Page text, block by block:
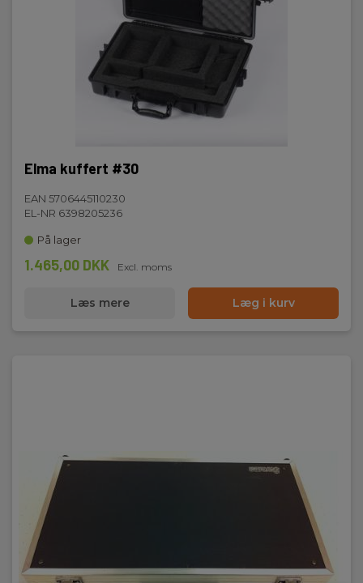
Elma kuffert #30
EAN 5706445110230
EL-NR 6398205236
På lager
1.465,00 DKK Excl. moms
Læs mere Læg i kurv